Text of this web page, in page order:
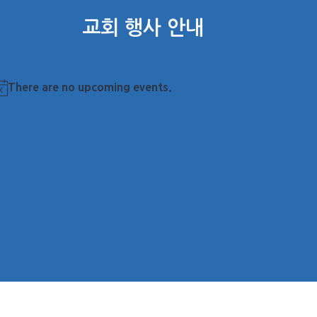
교회 행사 안내
There are no upcoming events.